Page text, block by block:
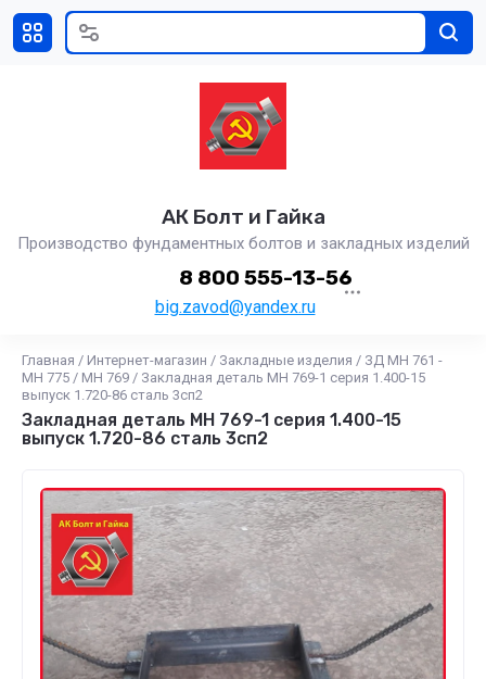
АК Болт и Гайка
Производство фундаментных болтов и закладных изделий
big.zavod@yandex.ru
8 800 555-13-56
Главная / Интернет-магазин / Закладные изделия / ЗД МН 761 -
МН 775 / МН 769 / Закладная деталь МН 769-1 серия 1.400-15
выпуск 1.720-86 сталь 3сп2
Закладная деталь МН 769-1 серия 1.400-15
выпуск 1.720-86 сталь 3сп2